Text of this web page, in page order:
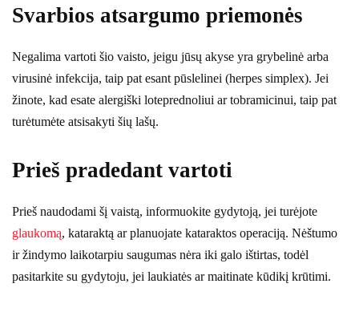
Svarbios atsargumo priemonės
Negalima vartoti šio vaisto, jeigu jūsų akyse yra grybelinė arba
virusinė infekcija, taip pat esant pūslelinei (herpes simplex). Jei
žinote, kad esate alergiški loteprednoliui ar tobramicinui, taip pat
turėtumėte atsisakyti šių lašų.
Prieš pradedant vartoti
Prieš naudodami šį vaistą, informuokite gydytoją, jei turėjote
glaukomą, kataraktą ar planuojate kataraktos operaciją. Nėštumo
ir žindymo laikotarpiu saugumas nėra iki galo ištirtas, todėl
pasitarkite su gydytoju, jei laukiatės ar maitinate kūdikį krūtimi.